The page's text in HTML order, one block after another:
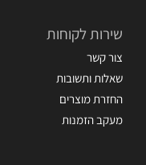
שירות לקוחות
צור קשר
שאלות ותשובות
החזרת מוצרים
מעקב הזמנות